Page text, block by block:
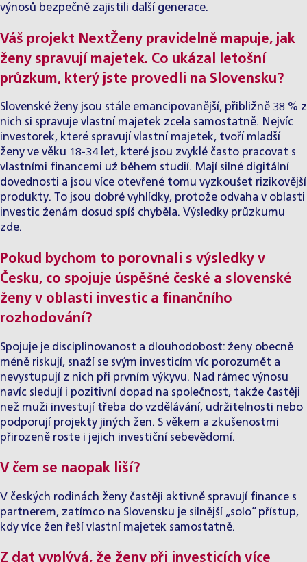
výnosů bezpečně zajistili další generace.
Váš projekt NextŽeny pravidelně mapuje, jak
ženy spravují majetek. Co ukázal letošní
průzkum, který jste provedli na Slovensku?
Slovenské ženy jsou stále emancipovanější, přibližně 38 % z
nich si spravuje vlastní majetek zcela samostatně. Nejvíc
investorek, které spravují vlastní majetek, tvoří mladší
ženy ve věku 18-34 let, které jsou zvyklé často pracovat s
vlastními financemi už během studií. Mají silné digitální
dovednosti a jsou více otevřené tomu vyzkoušet rizikovější
produkty. To jsou dobré vyhlídky, protože odvaha v oblasti
investic ženám dosud spíš chyběla. Výsledky průzkumu
zde.
Pokud bychom to porovnali s výsledky v
Česku, co spojuje úspěšné české a slovenské
ženy v oblasti investic a finančního
rozhodování?
Spojuje je disciplinovanost a dlouhodobost: ženy obecně
méně riskují, snaží se svým investicím víc porozumět a
nevystupují z nich při prvním výkyvu. Nad rámec výnosu
navíc sledují i pozitivní dopad na společnost, takže častěji
než muži investují třeba do vzdělávání, udržitelnosti nebo
podporují projekty jiných žen. S věkem a zkušenostmi
přirozeně roste i jejich investiční sebevědomí.
V čem se naopak liší?
V českých rodinách ženy častěji aktivně spravují finance s
partnerem, zatímco na Slovensku je silnější „solo“ přístup,
kdy více žen řeší vlastní majetek samostatně.
Z dat vyplývá, že ženy při investicích více